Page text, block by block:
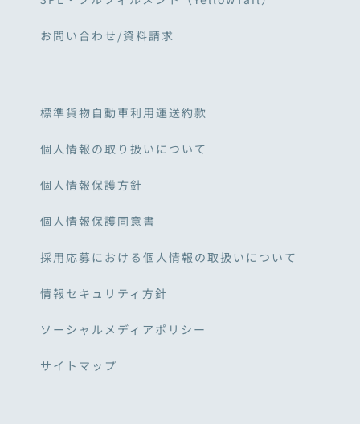
お問い合わせ/資料請求
標準貨物自動車利用運送約款
個人情報の取り扱いについて
個人情報保護方針
個人情報保護同意書
採用応募における個人情報の取扱いについて
情報セキュリティ方針
ソーシャルメディアポリシー
サイトマップ